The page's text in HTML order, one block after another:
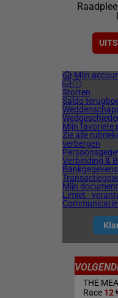
Mijn
Storten
Saldo
Mijn favoriete
Zie alle
verbergen
Verbinding &
Bankgegevens
Mijn
Limiet -
THE
Race12